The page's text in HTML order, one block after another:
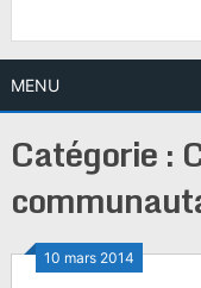
MENU
Catégorie :
10 mars 2014